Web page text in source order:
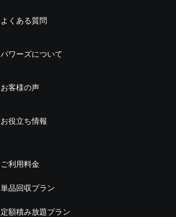
よくある質問
パワーズについて
お客様の声
お役立ち情報
ご利用料金
単品回収プラン
定額積み放題プラン